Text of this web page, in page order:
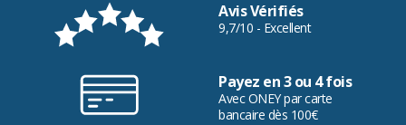
Avis Vérifiés
9,7/10 - Excellent
Payez en 3 ou 4 fois
Avec ONEY par carte
bancaire dès 100€